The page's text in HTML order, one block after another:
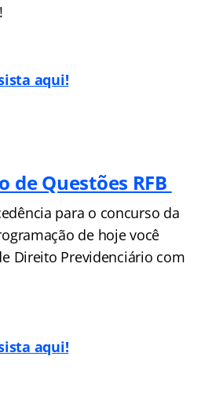
aqui!
de Questões RFB
para o concurso da
de hoje você
Direito Previdenciário com
aqui!